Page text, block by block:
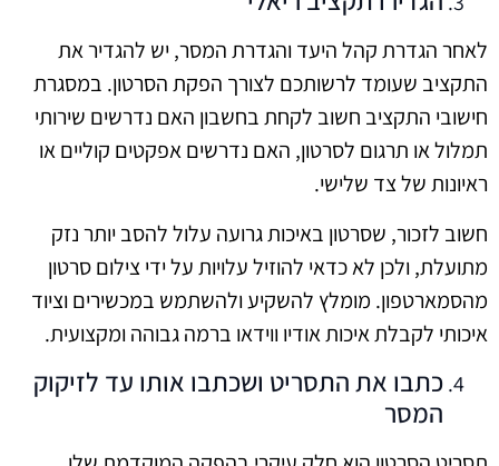
לאחר הגדרת קהל היעד והגדרת המסר, יש להגדיר את
התקציב שעומד לרשותכם לצורך הפקת הסרטון. במסגרת
חישובי התקציב חשוב לקחת בחשבון האם נדרשים שירותי
תמלול או תרגום לסרטון, האם נדרשים אפקטים קוליים או
ראיונות של צד שלישי.
חשוב לזכור, שסרטון באיכות גרועה עלול להסב יותר נזק
מתועלת, ולכן לא כדאי להוזיל עלויות על ידי צילום סרטון
מהסמארטפון. מומלץ להשקיע ולהשתמש במכשירים וציוד
איכותי לקבלת איכות אודיו ווידאו ברמה גבוהה ומקצועית.
כתבו את התסריט ושכתבו אותו עד לזיקוק
המסר